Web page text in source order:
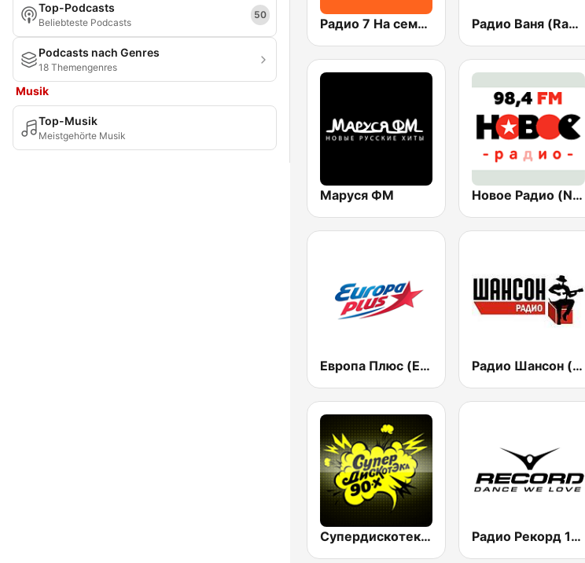
Top-Podcasts
Beliebteste Podcasts
50
Podcasts nach Genres
18 Themengenres
Musik
Top-Musik
Meistgehörte Musik
Радио 7 На семи холмах (Radio 7) Радио Ваня (Radio Vanya)
Маруся ФМ Новое Радио (New Radio, Novoe Radio)
Европа Плюс (Europa Plus) Радио Шансон (Chanson)
Супердискотека 90х Радио Рекорд (Radio Record 90s Superdisco) Радио Рекорд 101.9 (Radio Record)